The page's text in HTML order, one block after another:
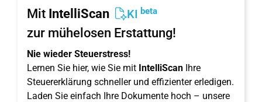
Mit IntelliScan KI beta
zur mühelosen Erstattung!
Nie wieder Steuerstress!
Lernen Sie hier, wie Sie mit IntelliScan Ihre
Steuererklärung schneller und effizienter erledigen.
Laden Sie einfach Ihre Dokumente hoch – unsere